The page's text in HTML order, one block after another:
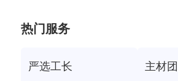
热门服务
严选工长 主材